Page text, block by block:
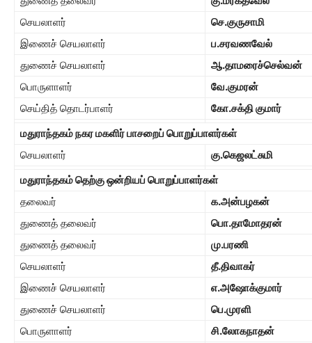
செயலாளர்
செ.குருசாமி
இணைச் செயலாளர்
ப.சரவணவேல்
துணைச் செயலாளர்
ஆ.தாமரைச்செல்வன்
பொருளாளர்
வே.குமரன்
செய்தித் தொடர்பாளர்
கோ.சக்தி குமார்
மதுராந்தகம் நகர மகளிர் பாசறைப் பொறுப்பாளர்கள்
செயலாளர்
கு.கெஜலட்சுமி
மதுராந்தகம் தெற்கு ஒன்றியப் பொறுப்பாளர்கள்
தலைவர்
க.அன்பழகன்
துணைத் தலைவர்
பொ.தாமோதரன்
துணைத் தலைவர்
மு.பரணி
செயலாளர்
தீ.திவாகர்
இணைச் செயலாளர்
எ.அஷோக்குமார்
துணைச் செயலாளர்
பெ.முரளி
பொருளாளர்
சி.லோகநாதன்